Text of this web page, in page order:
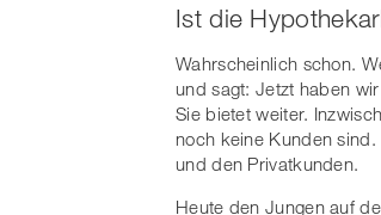
Ist die
Wahrscheinlich schon.
und sagt: Jetzt haben
Sie bietet weiter.
noch keine Kunden
und den Privatkunden.
Heute den Jungen auf